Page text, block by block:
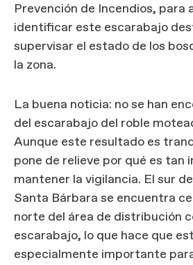
Prevención de Incendios, para
identificar este escarabajo
supervisar el estado de los
la zona.
La buena noticia: no se han
del escarabajo del roble
Aunque este resultado es
pone de relieve por qué es tan
mantener la vigilancia. El sur
Santa Bárbara se encuentra
norte del área de distribución
escarabajo, lo que hace que
especialmente importante